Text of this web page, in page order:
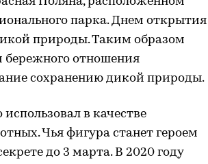
парка. Днем открытия
природы. Таким образом
бережного отношения
сохранению дикой природы.
в качестве
Чья фигура станет героем
до 3 марта. В 2020 году